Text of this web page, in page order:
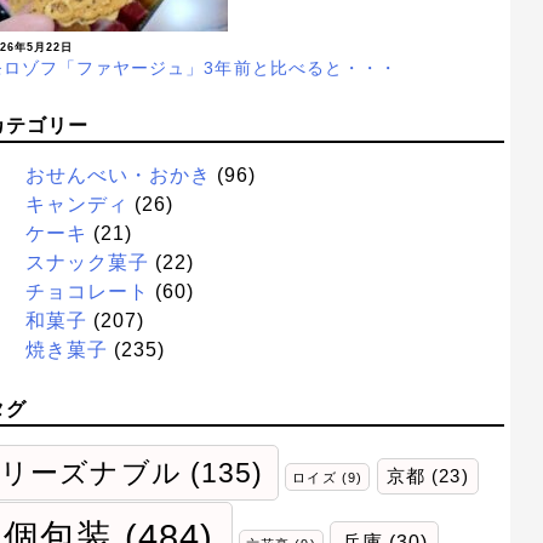
年5月22日
ゾフ「ファヤージュ」3年前と比べると・・・
テゴリー
おせんべい・おかき (96)
キャンディ (26)
ケーキ (21)
スナック菓子 (22)
チョコレート
(60)
和菓子 (207)
焼き菓子 (235)
グ
リーズナブル (135) ロイズ (9) 京都 (23)